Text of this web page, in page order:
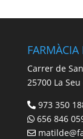
FARMÀCIA
Carrer de
25700 La Seu
973 350
656 846